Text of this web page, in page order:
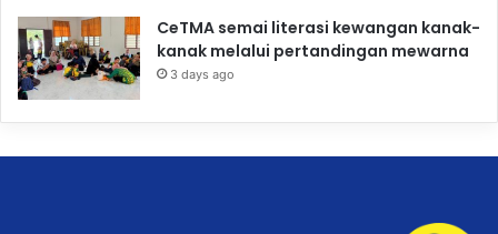
CeTMA semai literasi kewangan kanak-
kanak melalui pertandingan mewarna
3 days ago